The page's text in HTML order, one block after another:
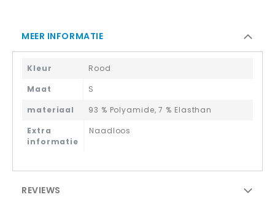
MEER INFORMATIE
Kleur
Rood
Maat
S
materiaal
93 % Polyamide, 7 % Elasthan
Extra
informatie
Naadloos
REVIEWS